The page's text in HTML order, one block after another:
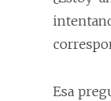
Esa